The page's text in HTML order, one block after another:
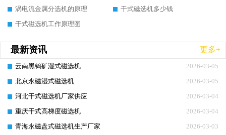
涡电流金属分选机的原理
干式磁选机多少钱
干式磁选机工作原理图
最新资讯 更多+
2026-03-05
云南黑钨矿湿式磁选机
2026-03-05
北京永磁湿式磁选机
2026-03-04
河北干式磁选机厂家供应
2026-03-04
重庆干式高梯度磁选机
2026-03-03
青海永磁盘式磁选机生产厂家